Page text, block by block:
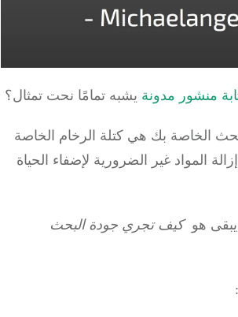
منشور مدونةيشبه تمامًا نحت تمثال؟
الخاصة بك هي كتلة الرخام الخاصة
غير الضرورية لإضفاء الحياة
هوكيف تجري جودة البحث